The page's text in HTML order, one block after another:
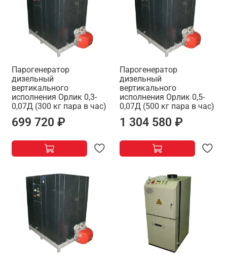
Парогенератор
дизельный
вертикального
исполнения Орлик 0,3-
0,07Д (300 кг пара в час)
699 720 ₽
Парогенератор
дизельный
вертикального
исполнения Орлик 0,5-
0,07Д (500 кг пара в час)
1 304 580 ₽